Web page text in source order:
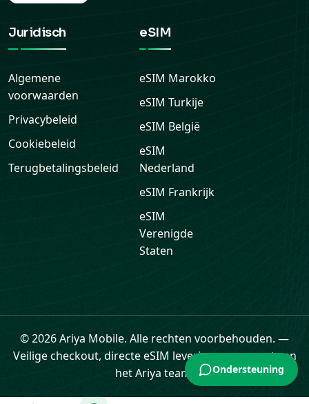
Juridisch
Algemene
voorwaarden
Privacybeleid
Cookiebeleid
Terugbetalingsbeleid
eSIM
eSIM Marokko
eSIM Turkije
eSIM België
eSIM
Nederland
eSIM Frankrijk
eSIM
Verenigde
Staten
© 2026 Ariya Mobile. Alle rechten voorbehouden. —
Veilige checkout, directe eSIM levering en support van
het Ariya team.
Cadeaukaarten Data Profiel
Ondersteuning